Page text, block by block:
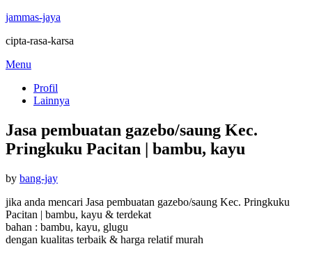
jammas-jaya
cipta-rasa-karsa
Skip
content
Menu
Profil
Lainnya
Jasa pembuatan gazebo/saung Kec.
Pringkuku Pacitan | bambu, kayu
by bang-jayPosted
jika anda mencari Jasa pembuatan gazebo/saung Kec. Pringkuku
Pacitan | bambu, kayu & terdekat
bahan : bambu, kayu, glugu
dengan kualitas terbaik & harga relatif murah